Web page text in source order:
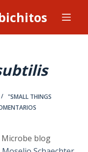
"SMALL THINGS
Microbe blog